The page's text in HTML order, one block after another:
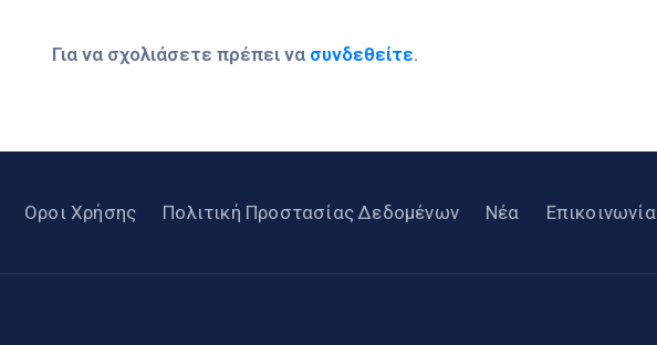
Για να σχολιάσετε πρέπει να συνδεθείτε.
Οροι Χρήσης Πολιτική Προστασίας Δεδομένων Νέα Επικοινωνία